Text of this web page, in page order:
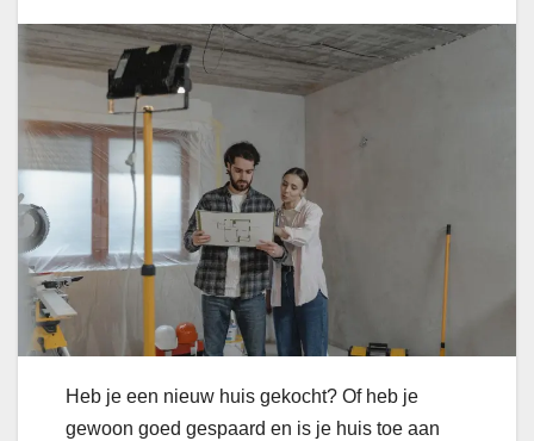
Heb je een nieuw huis gekocht? Of heb je
gewoon goed gespaard en is je huis toe aan